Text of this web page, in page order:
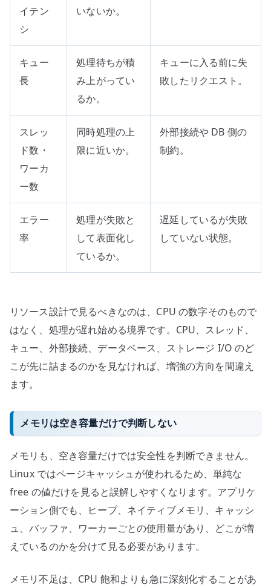
イテン
シ
いないか。
キュー
長
処理待ちが積
み上がってい
るか。
キューに入る前に失
敗したリクエスト。
スレッ
ド数・
ワーカ
ー数
同時処理の上
限に近いか。
外部接続や DB 側の
制約。
エラー
率
処理が失敗と
して表面化し
ているか。
遅延しているが失敗
していない状態。
リソース設計で見るべきなのは、CPU の数字そのもので
はなく、処理が遅れ始める境界です。CPU、スレッド、
キュー、外部接続、データベース、ストレージ I/O のど
こが先に詰まるのかを見なければ、増強の方向を間違え
ます。
メモリは空き容量だけで判断しない
メモリも、空き容量だけでは安全性を判断できません。
Linux ではページキャッシュが使われるため、単純な
free の値だけを見ると誤解しやすくなります。アプリケ
ーション側でも、ヒープ、ネイティブメモリ、キャッシ
ュ、バッファ、ワーカーごとの使用量があり、どこが増
えているのかを分けて見る必要があります。
メモリ不足は、CPU 飽和よりも急に深刻化することがあ